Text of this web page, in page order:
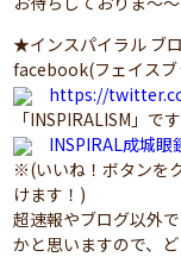
★インスパイラル ブ
facebook(フェイスブ
https://
「INSPIRALISM」で
INSPIRAL成城
※(いいね！ボタンを
けます！)
超速報やブログ以外
かと思いますので、